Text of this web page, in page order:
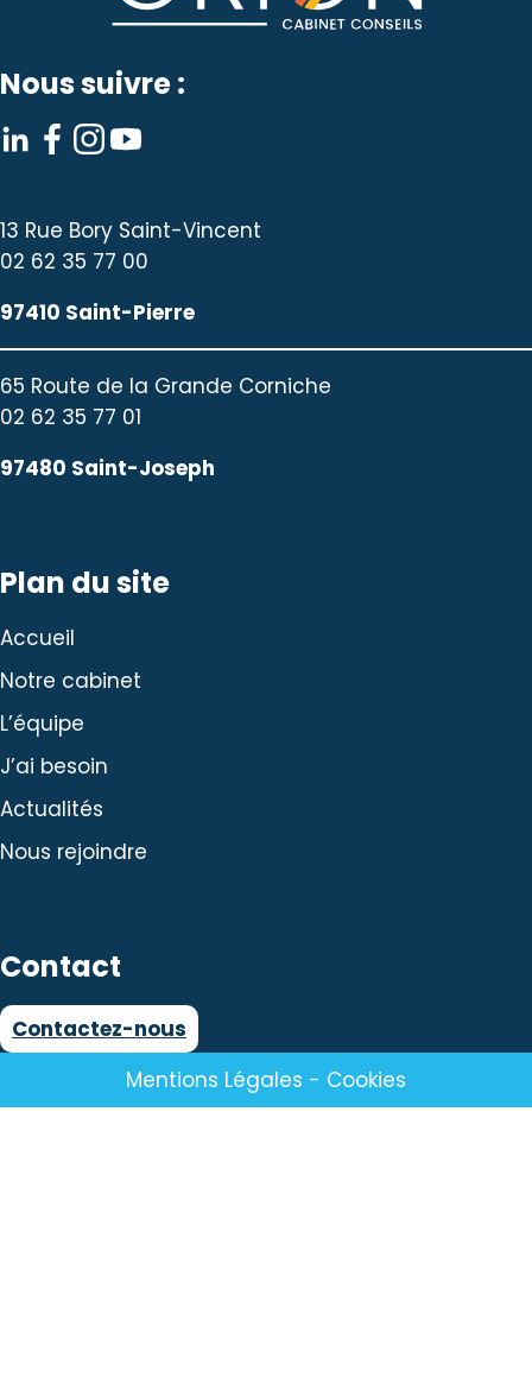
Nous suivre :
13 Rue Bory Saint-Vincent
02 62 35 77 00
97410 Saint-Pierre
65 Route de la Grande Corniche
02 62 35 77 01
97480 Saint-Joseph
Plan du site
Accueil
Notre cabinet
L’équipe
J’ai besoin
Actualités
Nous rejoindre
Contact
Contactez-nous
Mentions Légales - Cookies